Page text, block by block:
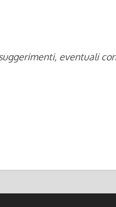
eventuali